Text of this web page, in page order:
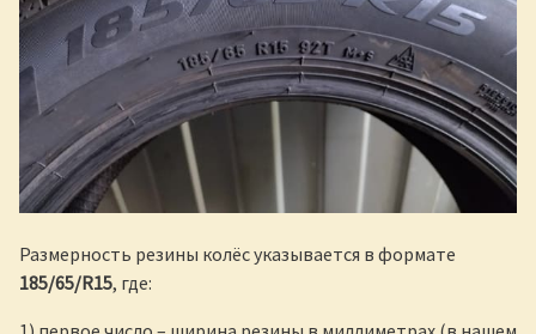
Размерность резины колёс указывается в формате
185/65/R15, где: